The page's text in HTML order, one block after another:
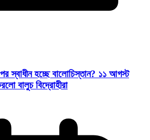
পর স্বাধীন হচ্ছে বালোচিস্তান? ১১ আগস্ট
বালুচ বিদ্রোহীরা